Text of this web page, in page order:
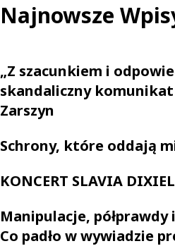
Najnowsze
„Z szacunkiem i
skandaliczny
Zarszyn
Schrony, które oddają
KONCERT SLAVIA
Manipulacje, półprawdy
Co padło w wywiadzie